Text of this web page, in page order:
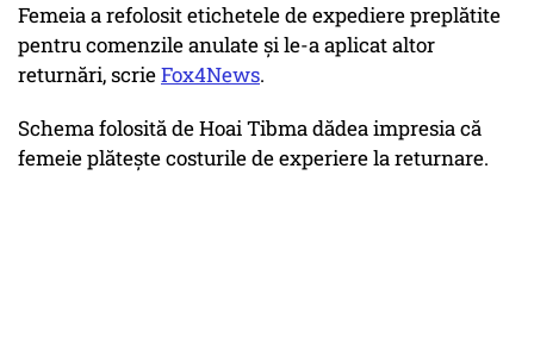
Femeia a refolosit etichetele de expediere preplătite
pentru comenzile anulate și le-a aplicat altor
returnări, scrieFox4News.
Schema folosită de Hoai Tibma dădea impresia că
femeie plătește costurile de experiere la returnare.